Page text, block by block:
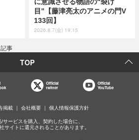
目”【藤津亮太のアニメの門V
133回】
2026.8.7(金) 19:15
記事
TOP
Official
twitter
Official
YouTube
掲載 会社概要 個人情報保護方針
サービスを購入、契約した場合に、
サイトに還元されることがあります。